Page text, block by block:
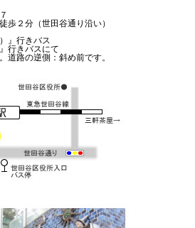
２分（世田谷通り沿い）
』行きバス
行きバスにて
路の逆側：斜め前です。